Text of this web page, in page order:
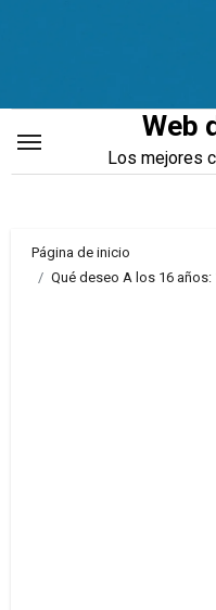
Web
Los mejores
Página de inicio
Qué deseo A los 16 años: